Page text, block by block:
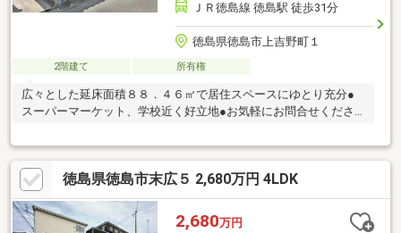
ＪＲ徳島線 徳島駅 徒歩31分
徳島県徳島市上吉野町１
2階建て 所有権
広々とした延床面積８８．４６㎡で居住スペースにゆとり充分●
スーパーマーケット、学校近く好立地●お気軽にお問合せくださ
徳島県徳島市末広５ 2,680万円 4LDK
2,680万円